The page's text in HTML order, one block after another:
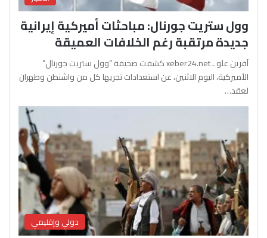
وول ستريت جورنال: مباحثات أميركية إيرانية
جديدة مرتقبة رغم الخلافات العميقة
آفرين علو ـ xeber24.net كشفت صحيفة “وول ستريت جورنال”
الأميركية، اليوم الاثنين، عن استعدادات تجريها كل من واشنطن وطهران
لعقد…
دولي وإقليمي